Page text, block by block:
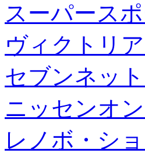
スーパース
ヴィクトリ
セブンネッ
ニッセンオ
レノボ・シ